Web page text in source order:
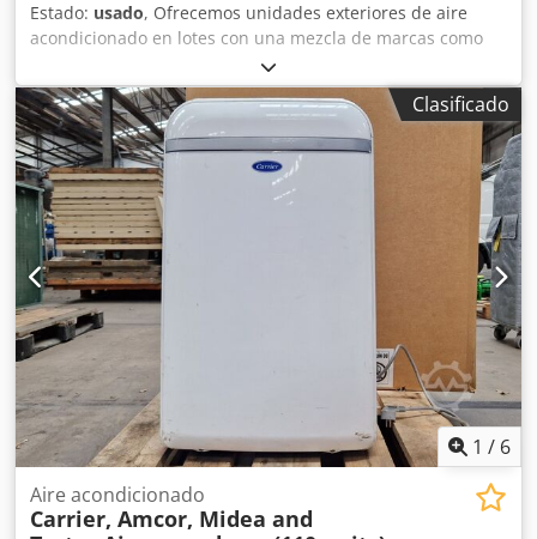
Estado: usado, Ofrecemos unidades exteriores de aire
acondicionado en lotes con una mezcla de marcas como
Panasonic, Mitsubishi y Carrier (y otras marcas líderes
similares, según disponibilidad). Estos paquetes son
ideales para comercio, exportación e instaladores que
buscan comprar al por mayor. Los lotes se venden a un
precio único y fijo por paquete. No se venden unidades
sueltas. Chsdpfxsycr Sco Ai Isa Si está interesado, no dude
en enviar un mensaje.
Clasificado
1 / 6
Aire acondicionado
Carrier, Amcor, Midea and